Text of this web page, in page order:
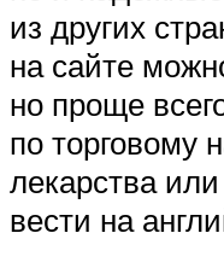
из других
на сайте
но проще
по торговому
лекарства
вести на